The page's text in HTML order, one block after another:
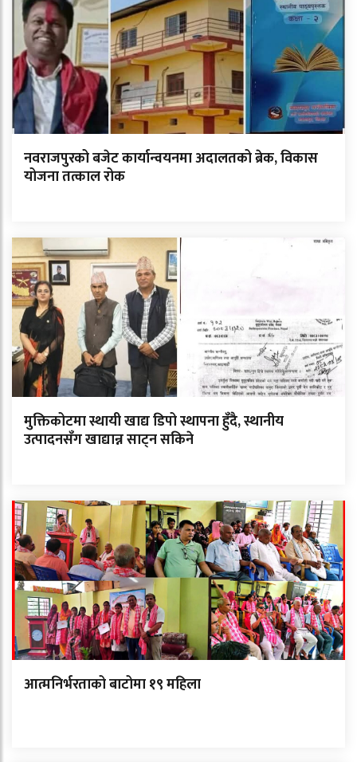
नवराजपुरको बजेट कार्यान्वयनमा अदालतको ब्रेक, विकास
योजना तत्काल रोक
मुक्तिकोटमा स्थायी खाद्य डिपो स्थापना हुँदै, स्थानीय
उत्पादनसँग खाद्यान्न साट्न सकिने
आत्मनिर्भरताको बाटोमा १९ महिला